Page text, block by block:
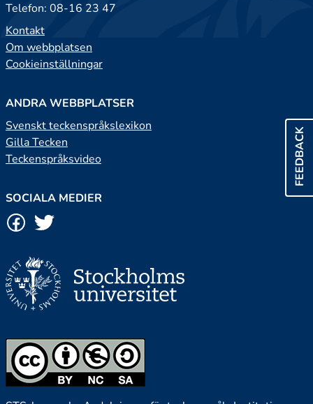
FEEDBACK
Telefon: 08-16 23 47
Kontakt
Om webbplatsen
Cookieinställningar
ANDRA WEBBPLATSER
Svenskt teckenspråkslexikon
Gilla Tecken
Teckenspråksvideo
SOCIALA MEDIER